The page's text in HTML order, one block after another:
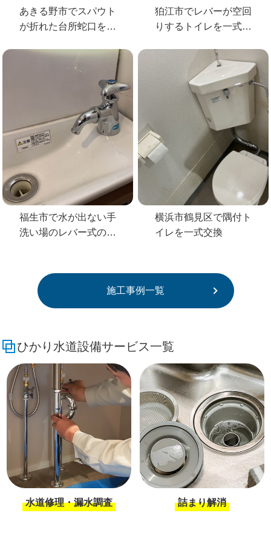
あきる野市でスパウト
が折れた台所蛇口を
狛江市でレバーが空回
りするトイレを一式交
福生市で水が出ない手
洗い場のレバー式の蛇
横浜市鶴見区で隅付ト
イレを一式交換
施工事例一覧
ひかり水道設備サービス一覧
水道修理・漏水調査 詰まり解消